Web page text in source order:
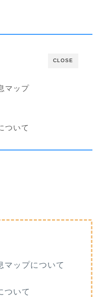
CLOSE
マップ
ついて
マップについて
ついて